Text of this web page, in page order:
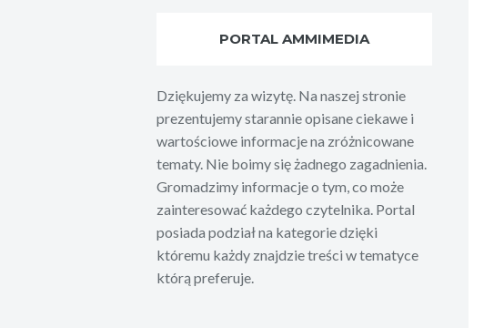
PORTAL AMMIMEDIA
Dziękujemy za wizytę. Na naszej stronie
prezentujemy starannie opisane ciekawe i
wartościowe informacje na zróżnicowane
tematy. Nie boimy się żadnego zagadnienia.
Gromadzimy informacje o tym, co może
zainteresować każdego czytelnika. Portal
posiada podział na kategorie dzięki
któremu każdy znajdzie treści w tematyce
którą preferuje.